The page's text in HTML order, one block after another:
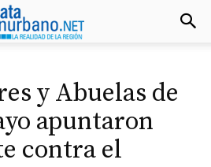
y Abuelas de
apuntaron
contra el